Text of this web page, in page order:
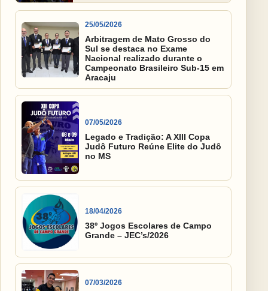
25/05/2026
Arbitragem de Mato Grosso do
Sul se destaca no Exame
Nacional realizado durante o
Campeonato Brasileiro Sub-15 em
Aracaju
07/05/2026
Legado e Tradição: A XIII Copa
Judô Futuro Reúne Elite do Judô
no MS
18/04/2026
38º Jogos Escolares de Campo
Grande – JEC’s/2026
07/03/2026